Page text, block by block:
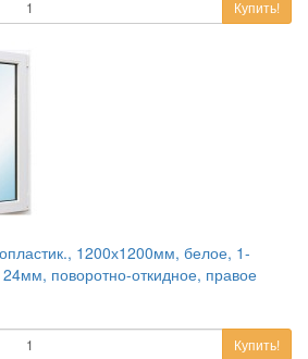
Купить!
1200х1200мм, белое, 1-
поворотно-откидное, правое
Купить!